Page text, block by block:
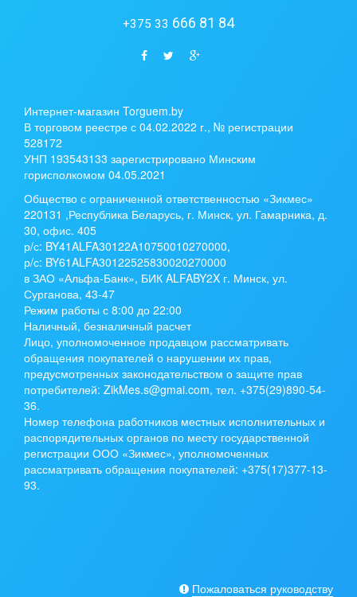
+375 33 666 81 84
Интернет-магазин Torguem.by
В торговом реестре с 04.02.2022 г., № регистрации
528172
УНП 193543133 зарегистрировано Минским
горисполкомом 04.05.2021
Общество с ограниченной ответственностью «Зикмес»
220131 ,Республика Беларусь, г. Минск, ул. Гамарника, д.
30, офис. 405
р/с: BY41ALFA30122A10750010270000,
р/с: BY61ALFA30122525830020270000
в ЗАО «Альфа-Банк», БИК ALFABY2X г. Минск, ул.
Сурганова, 43-47
Режим работы с 8:00 до 22:00
Наличный, безналичный расчет
Лицо, уполномоченное продавцом рассматривать
обращения покупателей о нарушении их прав,
предусмотренных законодательством о защите прав
потребителей: ZikMes.s@gmai.com, тел. +375(29)890-54-
36.
Номер телефона работников местных исполнительных и
распорядительных органов по месту государственной
регистрации ООО «Зикмес», уполномоченных
рассматривать обращения покупателей: +375(17)377-13-
93.
Пожаловаться руководству